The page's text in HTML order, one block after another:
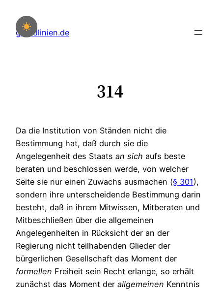
Inhalt
springen
grundlinien.de
314
Da die Institution von Ständen nicht die
Bestimmung hat, daß durch sie die
Angelegenheit des Staats an sich aufs beste
beraten und beschlossen werde, von welcher
Seite sie nur einen Zuwachs ausmachen (§ 301),
sondern ihre unterscheidende Bestimmung darin
besteht, daß in ihrem Mitwissen, Mitberaten und
Mitbeschließen über die allgemeinen
Angelegenheiten in Rücksicht der an der
Regierung nicht teilhabenden Glieder der
bürgerlichen Gesellschaft das Moment der
formellen Freiheit sein Recht erlange, so erhält
zunächst das Moment der allgemeinen Kenntnis